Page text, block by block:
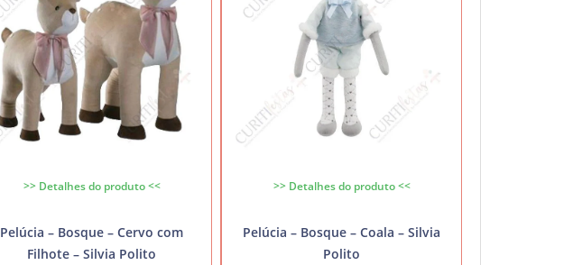
>> Detalhes do produto <<
Pelúcia – Bosque – Cervo com
Filhote – Silvia Polito
>> Detalhes do produto <<
Pelúcia – Bosque – Coala – Silvia
Polito